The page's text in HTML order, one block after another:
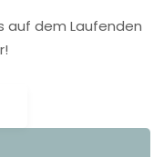
auf dem Laufenden